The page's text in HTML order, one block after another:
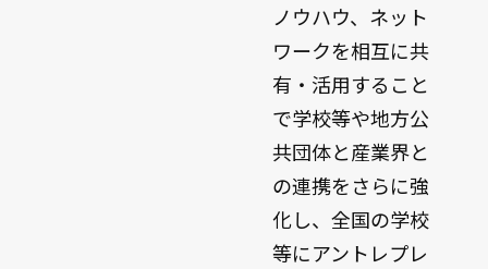
ノウハウ、ネット
ワークを相互に共
有・活用すること
で学校等や地方公
共団体と産業界と
の連携をさらに強
化し、全国の学校
等にアントレプレ